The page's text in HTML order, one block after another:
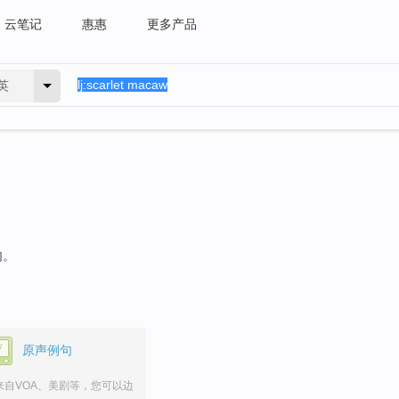
云笔记 惠惠 更多产品
原声例句
自VOA、美剧等，您可以边